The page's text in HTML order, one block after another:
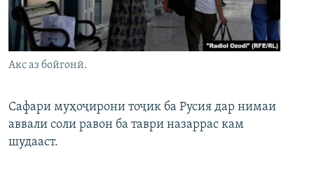
Акс аз бойгонӣ.
Сафари муҳоҷирони тоҷик ба Русия дар нимаи
аввали соли равон ба таври назаррас кам
шудааст.